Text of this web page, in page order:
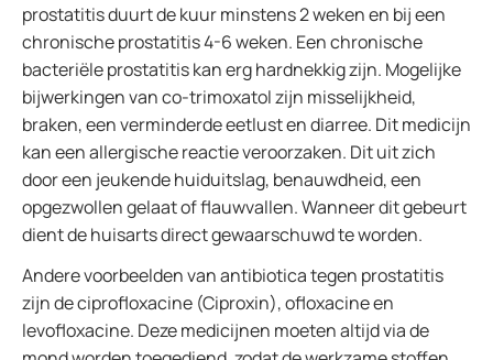
prostatitis duurt de kuur minstens 2 weken en bij een
chronische prostatitis 4-6 weken. Een chronische
bacteriële prostatitis kan erg hardnekkig zijn. Mogelijke
bijwerkingen van co-trimoxatol zijn misselijkheid,
braken, een verminderde eetlust en diarree. Dit medicijn
kan een allergische reactie veroorzaken. Dit uit zich
door een jeukende huiduitslag, benauwdheid, een
opgezwollen gelaat of flauwvallen. Wanneer dit gebeurt
dient de huisarts direct gewaarschuwd te worden.
Andere voorbeelden van antibiotica tegen prostatitis
zijn de ciprofloxacine (Ciproxin), ofloxacine en
levofloxacine. Deze medicijnen moeten altijd via de